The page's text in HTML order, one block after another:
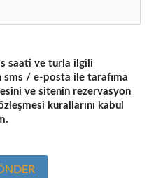
saati ve turla ilgili
sms / e-posta ile tarafıma
ve sitenin rezervasyon
kurallarını kabul